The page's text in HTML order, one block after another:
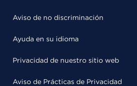
Aviso de no discriminación
Ayuda en su idioma
Privacidad de nuestro sitio web
Aviso de Prácticas de Privacidad